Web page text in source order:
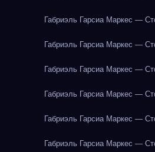
Габриэль Гарсиа Маркес —
Габриэль Гарсиа Маркес —
Габриэль Гарсиа Маркес —
Габриэль Гарсиа Маркес —
Габриэль Гарсиа Маркес —
Габриэль Гарсиа Маркес —